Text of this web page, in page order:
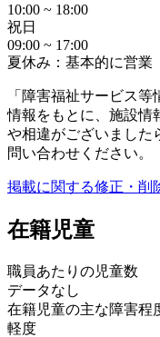
10:00 ~ 18:00
祝日
09:00 ~ 17:00
夏休み：基本的に営業
「障害福祉サービス
情報をもとに、施設情
や相違がございました
問い合わせください。
掲載に関する修正・削
在籍児童
職員あたりの児童数
データなし
在籍児童の主な障害程
軽度